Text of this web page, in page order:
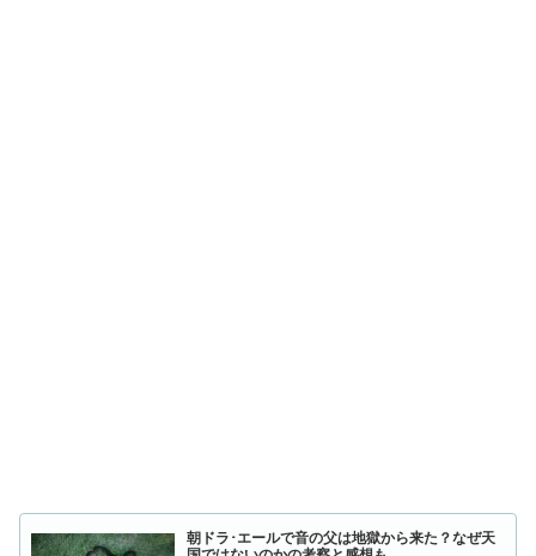
朝ドラ･エールで音の父は地獄から来た？なぜ天